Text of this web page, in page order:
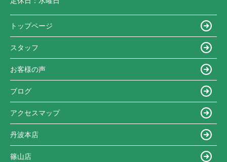
トップページ
スタッフ
お客様の声
ブログ
アクセスマップ
丹波本店
篠山店